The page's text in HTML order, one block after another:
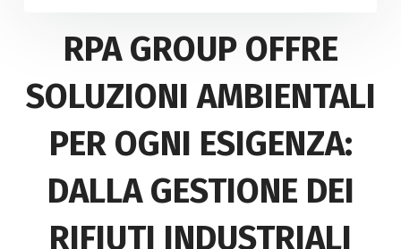
RPA GROUP OFFRE
SOLUZIONI AMBIENTALI
PER OGNI ESIGENZA:
DALLA GESTIONE DEI
RIFIUTI INDUSTRIALI